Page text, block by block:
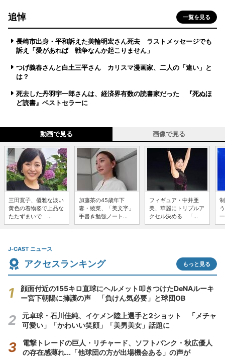
追悼 一覧を見る
長崎市出身・平和訴えた美輪明宏さん死去 ラストメッセージでも
訴え「愛があれば 戦争なんか起こりません」
つげ義春さんと白土三平さん カリスマ漫画家、二人の「違い」と
は？
死去した丹羽宇一郎さんは、経済界有数の読書家だった 『死ぬほ
ど読書』ベストセラーに
動画で見る 画像で見る
三田寛子、優雅な淡い
黄色の着物姿で上品な
たたずまいで ...
加藤茶の45歳年下
妻・綾菜、「美文字」
手書き勉強ノート...
フィギュア・中井亜
美、華麗にトリプルア
クセル決める 「...
J-CAST ニュース
アクセスランキング もっと見る
顔面付近の155キロ直球にヘルメット叩きつけたDeNAルーキ
ー宮下朝陽に擁護の声 「負けん気必要」と球団OB
元卓球・石川佳純、イケメン陸上選手と2ショット 「メチャ
可愛い」「かわいい笑顔」「美男美女」話題に
電撃トレードの巨人・リチャード、ソフトバンク・秋広優人
の存在感薄れ...「他球団の方が出場機会ある」の声が